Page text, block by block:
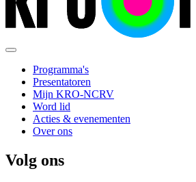
Programma's
Presentatoren
Mijn KRO-NCRV
Word lid
Acties & evenementen
Over ons
Volg ons